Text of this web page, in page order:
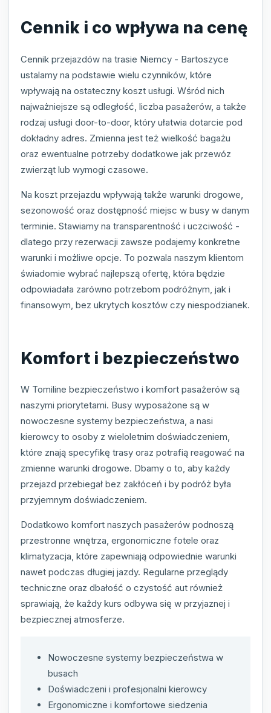
Cennik i co wpływa na cenę
Cennik przejazdów na trasie Niemcy - Bartoszyce
ustalamy na podstawie wielu czynników, które
wpływają na ostateczny koszt usługi. Wśród nich
najważniejsze są odległość, liczba pasażerów, a także
rodzaj usługi door-to-door, który ułatwia dotarcie pod
dokładny adres. Zmienna jest też wielkość bagażu
oraz ewentualne potrzeby dodatkowe jak przewóz
zwierząt lub wymogi czasowe.
Na koszt przejazdu wpływają także warunki drogowe,
sezonowość oraz dostępność miejsc w busy w danym
terminie. Stawiamy na transparentność i uczciwość -
dlatego przy rezerwacji zawsze podajemy konkretne
warunki i możliwe opcje. To pozwala naszym klientom
świadomie wybrać najlepszą ofertę, która będzie
odpowiadała zarówno potrzebom podróżnym, jak i
finansowym, bez ukrytych kosztów czy niespodzianek.
Komfort i bezpieczeństwo
W Tomiline bezpieczeństwo i komfort pasażerów są
naszymi priorytetami. Busy wyposażone są w
nowoczesne systemy bezpieczeństwa, a nasi
kierowcy to osoby z wieloletnim doświadczeniem,
które znają specyfikę trasy oraz potrafią reagować na
zmienne warunki drogowe. Dbamy o to, aby każdy
przejazd przebiegał bez zakłóceń i by podróż była
przyjemnym doświadczeniem.
Dodatkowo komfort naszych pasażerów podnoszą
przestronne wnętrza, ergonomiczne fotele oraz
klimatyzacja, które zapewniają odpowiednie warunki
nawet podczas długiej jazdy. Regularne przeglądy
techniczne oraz dbałość o czystość aut również
sprawiają, że każdy kurs odbywa się w przyjaznej i
bezpiecznej atmosferze.
Nowoczesne systemy bezpieczeństwa w
busach
Doświadczeni i profesjonalni kierowcy
Ergonomiczne i komfortowe siedzenia